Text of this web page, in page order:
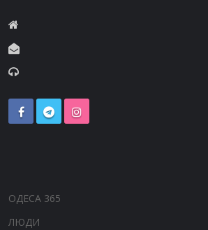
ОДЕСА 365
ЛЮДИ